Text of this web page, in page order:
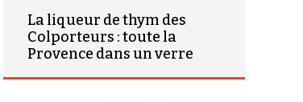
La liqueur de thym des
Colporteurs : toute la
Provence dans un verre